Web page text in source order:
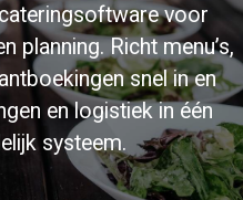
voor
planning. Richt menu’s,
snel in en
en logistiek in één
systeem.